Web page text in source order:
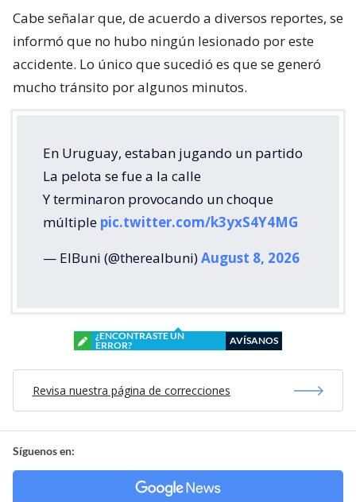
Cabe señalar que, de acuerdo a diversos reportes, se
informó que no hubo ningún lesionado por este
accidente. Lo único que sucedió es que se generó
mucho tránsito por algunos minutos.
En Uruguay, estaban jugando un partido
La pelota se fue a la calle
Y terminaron provocando un choque
múltiple pic.twitter.com/k3yxS4Y4MG
— ElBuni (@therealbuni)August 8, 2026
¿ENCONTRASTE UN
ERROR?
AVÍSANOS
Revisa nuestra página de correcciones
Síguenos en: